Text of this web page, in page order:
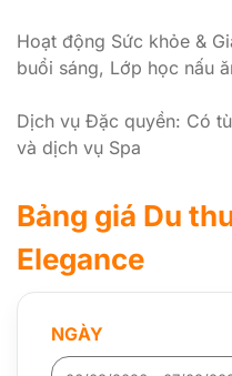
Hoạt động Sức khỏe &
buổi sáng, Lớp học nấu
Dịch vụ Đặc quyền: Có
và dịch vụ Spa
Bảng giá Du
Elegance
NGÀY